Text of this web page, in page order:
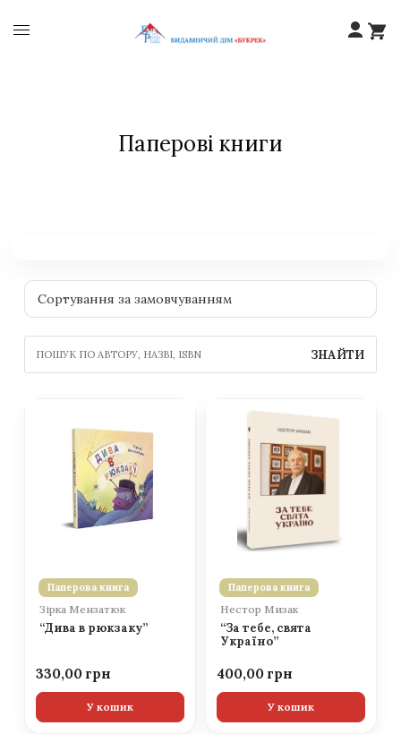
Паперові книги
ЗНАЙТИ
Паперова книга
Зірка Мензатюк
“Дива в рюкзаку”
330,00
У кошик
Паперова книга
Нестор Мизак
“За тебе, свята
Україно”
400,00
У кошик